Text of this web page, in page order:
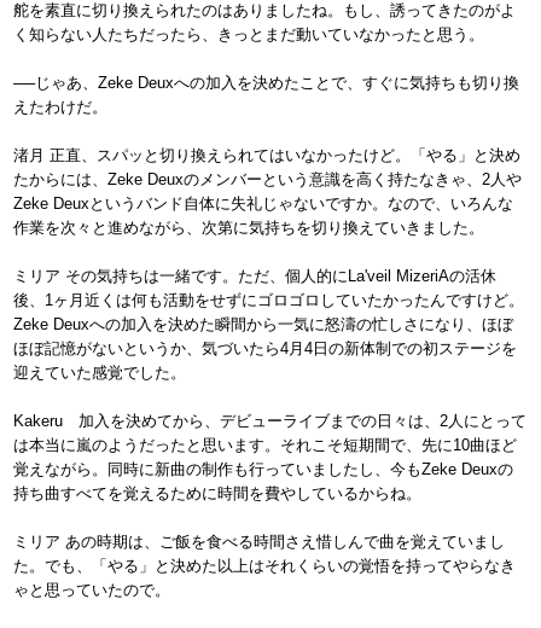
舵を素直に切り換えられたのはありましたね。もし、誘ってきたのがよ
く知らない人たちだったら、きっとまだ動いていなかったと思う。
──じゃあ、Zeke Deuxへの加入を決めたことで、すぐに気持ちも切り換
えたわけだ。
渚月 正直、スパッと切り換えられてはいなかったけど。「やる」と決め
たからには、Zeke Deuxのメンバーという意識を高く持たなきゃ、2人や
Zeke Deuxというバンド自体に失礼じゃないですか。なので、いろんな
作業を次々と進めながら、次第に気持ちを切り換えていきました。
ミリア その気持ちは一緒です。ただ、個人的にLa'veil MizeriAの活休
後、1ヶ月近くは何も活動をせずにゴロゴロしていたかったんですけど。
Zeke Deuxへの加入を決めた瞬間から一気に怒濤の忙しさになり、ほぼ
ほぼ記憶がないというか、気づいたら4月4日の新体制での初ステージを
迎えていた感覚でした。
Kakeru 加入を決めてから、デビューライブまでの日々は、2人にとって
は本当に嵐のようだったと思います。それこそ短期間で、先に10曲ほど
覚えながら。同時に新曲の制作も行っていましたし、今もZeke Deuxの
持ち曲すべてを覚えるために時間を費やしているからね。
ミリア あの時期は、ご飯を食べる時間さえ惜しんで曲を覚えていまし
た。でも、「やる」と決めた以上はそれくらいの覚悟を持ってやらなき
ゃと思っていたので。